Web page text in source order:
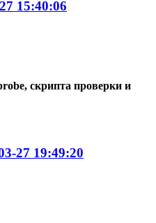
15:40:06
скрипта проверки и
27 19:49:20